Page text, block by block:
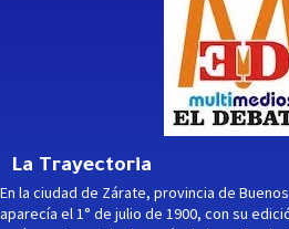
La Trayectoria
En la ciudad de Zárate, provincia de
aparecía el 1° de julio de 1900, con su